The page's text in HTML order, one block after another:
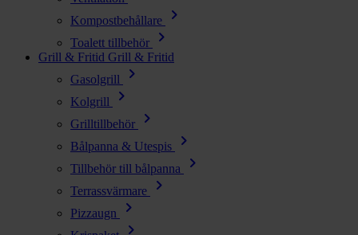
Kompostbehållare chevron_right
Toalett tillbehör chevron_right
Grill & Fritid Grill & Fritid
Gasolgrill
chevron_right
Kolgrill chevron_right
Grilltillbehör chevron_right
Bålpanna & Utespis chevron_right
Tillbehör till bålpanna chevron_right
Terrassvärmare chevron_right
Pizzaugn chevron_right
chevron_right